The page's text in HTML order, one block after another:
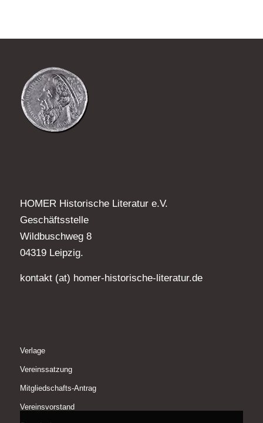
HOMER Historische Literatur e.V.
Geschäftsstelle
Wildbuschweg 8
04319 Leipzig.
kontakt (at) homer-historische-literatur.de
Verlage
Vereinssatzung
Mitgliedschafts-Antrag
Vereinsvorstand